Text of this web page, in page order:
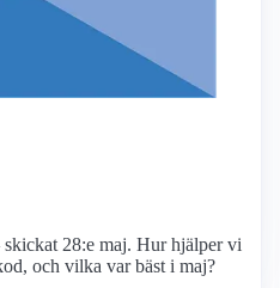
28:e maj. Hur hjälper vi
och vilka var bäst i maj?